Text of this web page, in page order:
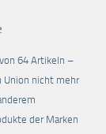
64 Artikeln –
Union nicht mehr
der Marken